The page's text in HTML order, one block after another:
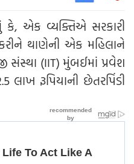
એક વ્યક્તિએ સરકારી
થાણેની એક મહિલાને
સંસ્થા (IIT) મુંબઈમાં પ્રવેશ
રૂપિયાની છેતરપિંડી